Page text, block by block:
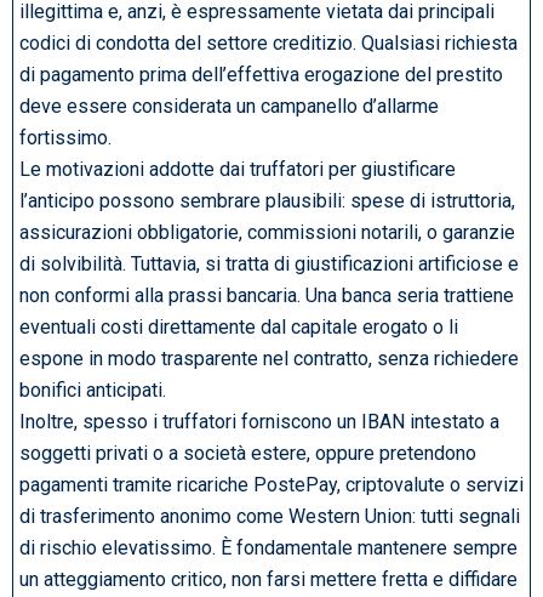
illegittima e, anzi, è espressamente vietata dai principali
codici di condotta del settore creditizio. Qualsiasi richiesta
di pagamento prima dell’effettiva erogazione del prestito
deve essere considerata un campanello d’allarme
fortissimo.
Le motivazioni addotte dai truffatori per giustificare
l’anticipo possono sembrare plausibili: spese di istruttoria,
assicurazioni obbligatorie, commissioni notarili, o garanzie
di solvibilità. Tuttavia, si tratta di giustificazioni artificiose e
non conformi alla prassi bancaria. Una banca seria trattiene
eventuali costi direttamente dal capitale erogato o li
espone in modo trasparente nel contratto, senza richiedere
bonifici anticipati.
Inoltre, spesso i truffatori forniscono un IBAN intestato a
soggetti privati o a società estere, oppure pretendono
pagamenti tramite ricariche PostePay, criptovalute o servizi
di trasferimento anonimo come Western Union: tutti segnali
di rischio elevatissimo. È fondamentale mantenere sempre
un atteggiamento critico, non farsi mettere fretta e diffidare